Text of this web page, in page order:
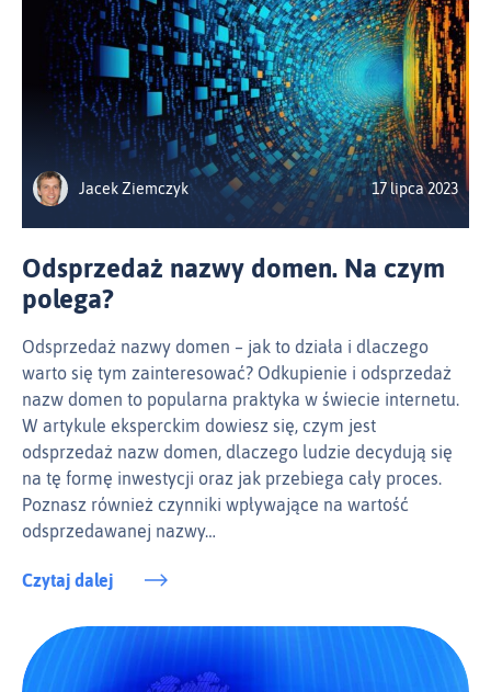
Jacek Ziemczyk 17 lipca 2023
Odsprzedaż nazwy domen. Na czym
polega?
Odsprzedaż nazwy domen – jak to działa i dlaczego
warto się tym zainteresować? Odkupienie i odsprzedaż
nazw domen to popularna praktyka w świecie internetu.
W artykule eksperckim dowiesz się, czym jest
odsprzedaż nazw domen, dlaczego ludzie decydują się
na tę formę inwestycji oraz jak przebiega cały proces.
Poznasz również czynniki wpływające na wartość
odsprzedawanej nazwy…
Czytaj dalej